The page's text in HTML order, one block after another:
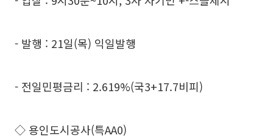
- 발행 : 21일(목) 익일발행
- 전일민평금리 : 2.619%(국3+17.7비피)
◇ 용인도시공사(특AA0)